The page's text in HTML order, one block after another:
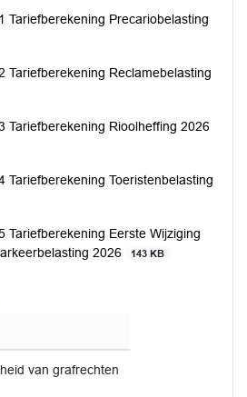
Tariefberekening Precariobelasting
Tariefberekening Reclamebelasting
Tariefberekening Rioolheffing 2026
Tariefberekening Toeristenbelasting
Tariefberekening Eerste Wijziging
2026
143 KB
van grafrechten